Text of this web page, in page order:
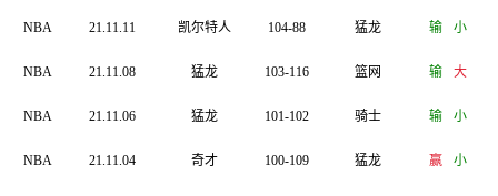
NBA 21.11.11 凯尔特人 104-88 猛龙 输 小
NBA 21.11.08 猛龙 103-116 篮网 输 大
NBA 21.11.06 猛龙 101-102 骑士 输 小
NBA 21.11.04 奇才 100-109 猛龙 赢 小